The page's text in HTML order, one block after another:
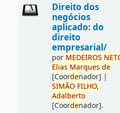
Direito dos
negócios
aplicado: do
direito
empresarial/
por MEDEIROS
Elias Marques de
[Coordenador] |
SIMÃO FILHO,
Adalberto
[Coordenador].